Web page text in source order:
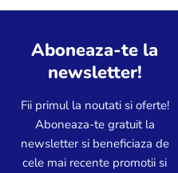
Aboneaza-te la
newsletter!
Fii primul la noutati si oferte!
Aboneaza-te gratuit la
newsletter si beneficiaza de
cele mai recente promotii si